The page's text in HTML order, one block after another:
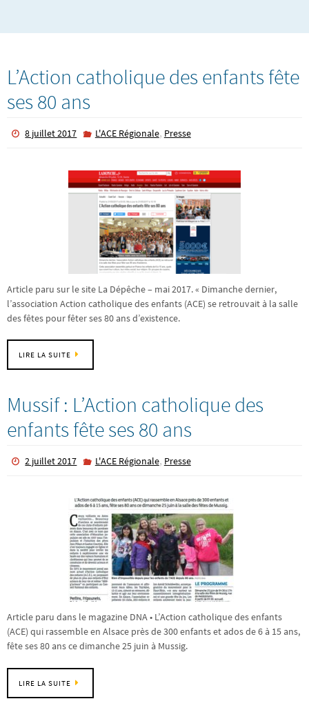
L’Action catholique des enfants fête
ses 80 ans
8 juillet 2017 L'ACE Régionale, Presse
Article paru sur le site La Dépêche – mai 2017. « Dimanche dernier,
l’association Action catholique des enfants (ACE) se retrouvait à la salle
des fêtes pour fêter ses 80 ans d’existence.
LIRE LA SUITE
Mussif : L’Action catholique des
enfants fête ses 80 ans
2 juillet 2017 L'ACE Régionale, Presse
Article paru dans le magazine DNA • L’Action catholique des enfants
(ACE) qui rassemble en Alsace près de 300 enfants et ados de 6 à 15 ans,
fête ses 80 ans ce dimanche 25 juin à Mussig.
LIRE LA SUITE